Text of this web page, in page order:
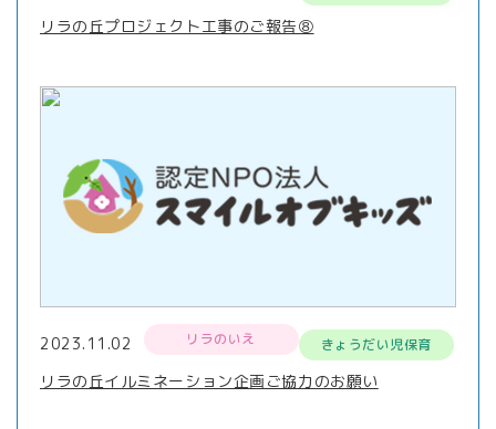
リラの丘プロジェクト工事のご報告⑧
2023.11.02 リラのいえ きょうだい児保育
リラの丘イルミネーション企画ご協力のお願い